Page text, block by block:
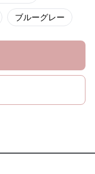
ブルーグレー